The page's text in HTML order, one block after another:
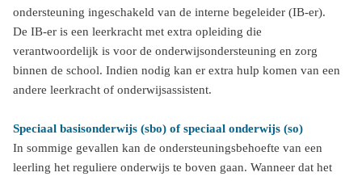
ondersteuning ingeschakeld van de interne begeleider (IB-er).
De IB-er is een leerkracht met extra opleiding die
verantwoordelijk is voor de onderwijsondersteuning en zorg
binnen de school. Indien nodig kan er extra hulp komen van een
andere leerkracht of onderwijsassistent.
Speciaal basisonderwijs (sbo) of speciaal onderwijs (so)
In sommige gevallen kan de ondersteuningsbehoefte van een
leerling het reguliere onderwijs te boven gaan. Wanneer dat het